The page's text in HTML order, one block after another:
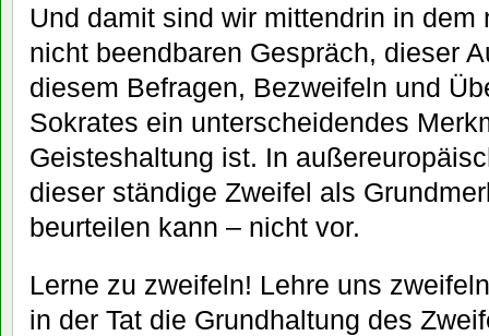
Und damit sind wir mittendrin in dem
nicht beendbaren Gespräch, dieser
diesem Befragen, Bezweifeln und
Sokrates ein unterscheidendes
Geisteshaltung ist. In
dieser ständige Zweifel als
beurteilen kann – nicht vor.
Lerne zu zweifeln! Lehre uns
in der Tat die Grundhaltung des